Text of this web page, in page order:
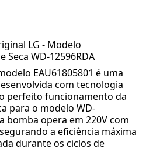
LG - Modelo
Seca WD-12596RDA
EAU61805801 é uma
com tecnologia
perfeito funcionamento da
para o modelo WD-
bomba opera em 220V com
a eficiência máxima
durante os ciclos de